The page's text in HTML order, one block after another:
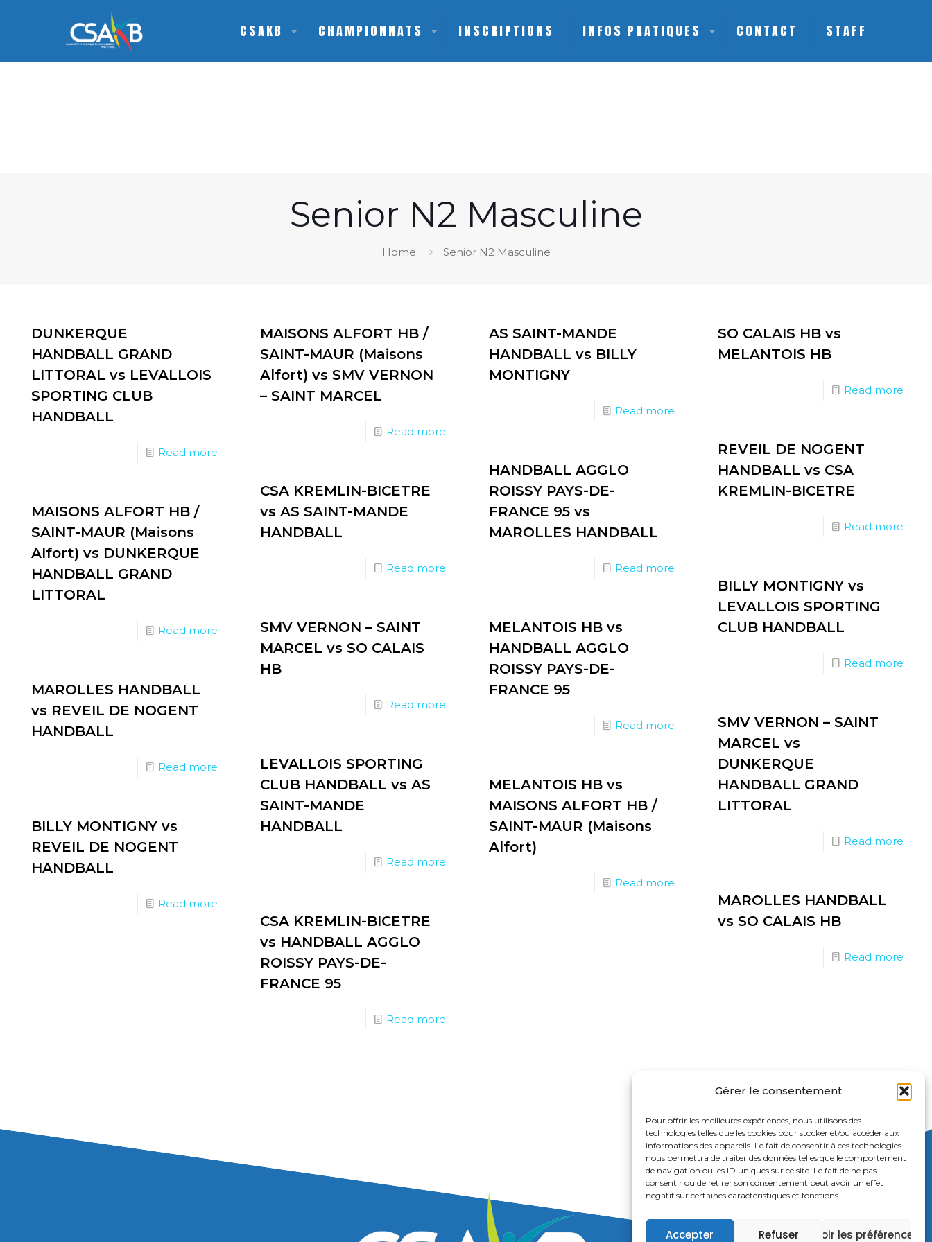
Gérer le consentement
Pour offrir les meilleures expériences, nous utilisons des
technologies telles que les cookies pour stocker et/ou accéder aux
informations des appareils. Le fait de consentir à ces technologies
nous permettra de traiter des données telles que le comportement
de navigation ou les ID uniques sur ce site. Le fait de ne pas
consentir ou de retirer son consentement peut avoir un effet
négatif sur certaines caractéristiques et fonctions.
Accepter Refuser Voir les préférences
CSAKB CHAMPIONNATS INSCRIPTIONS INFOS PRATIQUES CONTACT STAFF
Senior N2 Masculine
Home Senior N2 Masculine
DUNKERQUE
HANDBALL GRAND
LITTORAL vs LEVALLOIS
SPORTING CLUB
HANDBALL
Read more
MAISONS ALFORT HB /
SAINT-MAUR (Maisons
Alfort) vs SMV VERNON
– SAINT MARCEL
Read more
AS SAINT-MANDE
HANDBALL vs BILLY
MONTIGNY
Read more
SO CALAIS HB vs
MELANTOIS HB
Read more
REVEIL DE NOGENT
HANDBALL vs CSA
KREMLIN-BICETRE
Read more
HANDBALL AGGLO
ROISSY PAYS-DE-
FRANCE 95 vs
MAROLLES HANDBALL
Read more
CSA KREMLIN-BICETRE
vs AS SAINT-MANDE
HANDBALL
Read more
MAISONS ALFORT HB /
SAINT-MAUR (Maisons
Alfort) vs DUNKERQUE
HANDBALL GRAND
LITTORAL
Read more
BILLY MONTIGNY vs
LEVALLOIS SPORTING
CLUB HANDBALL
Read more
SMV VERNON – SAINT
MARCEL vs SO CALAIS
HB
Read more
MELANTOIS HB vs
HANDBALL AGGLO
ROISSY PAYS-DE-
FRANCE 95
Read more
MAROLLES HANDBALL
vs REVEIL DE NOGENT
HANDBALL
Read more
SMV VERNON – SAINT
MARCEL vs
DUNKERQUE
HANDBALL GRAND
LITTORAL
Read more
LEVALLOIS SPORTING
CLUB HANDBALL vs AS
SAINT-MANDE
HANDBALL
Read more
MELANTOIS HB vs
MAISONS ALFORT HB /
SAINT-MAUR (Maisons
Alfort)
Read more
BILLY MONTIGNY vs
REVEIL DE NOGENT
HANDBALL
Read more
MAROLLES HANDBALL
vs SO CALAIS HB
Read more
CSA KREMLIN-BICETRE
vs HANDBALL AGGLO
ROISSY PAYS-DE-
FRANCE 95
Read more